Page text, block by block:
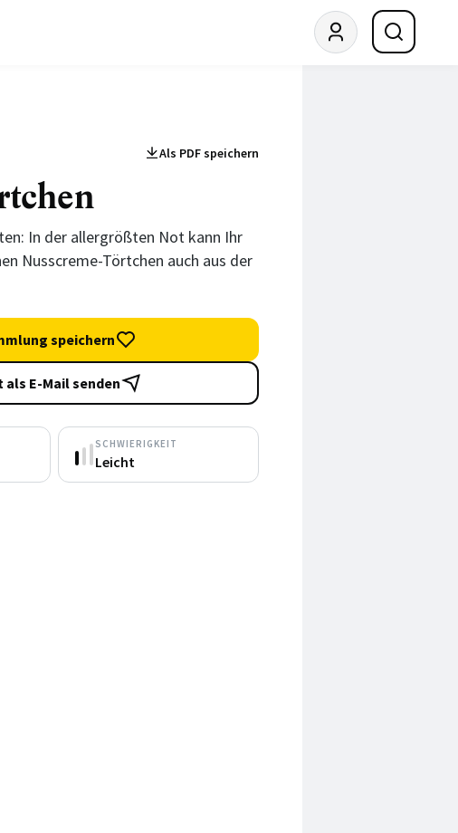
Als PDF speichern
In der allergrößten Not kann Ihr
Nusscreme-Törtchen auch aus der
speichern
als E-Mail senden
SCHWIERIGKEIT
Leicht